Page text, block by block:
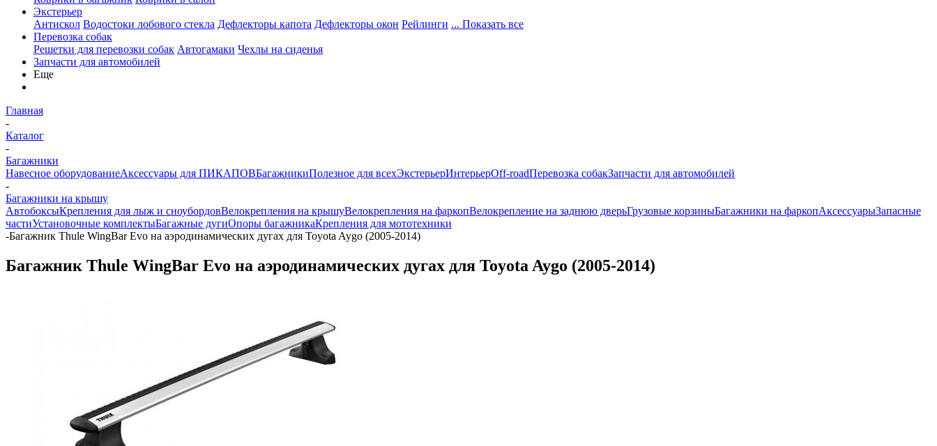
Экстерьер
Антискол Водостоки лобового стекла Дефлекторы капота Дефлекторы окон Рейлинги ... Показать все
Перевозка собак
Решетки для перевозки собак Автогамаки Чехлы на сиденья
Запчасти для автомобилей
Еще
Главная
-
Каталог
-
Багажники
Навесное оборудованиеАксессуары для ПИКАПОВБагажникиПолезное для всехЭкстерьерИнтерьерOff-roadПеревозка собакЗапчасти для автомобилей
-
Багажники на крышу
АвтобоксыКрепления для лыж и сноубордовВелокрепления на крышуВелокрепления на фаркопВелокрепление на заднюю дверьГрузовые корзиныБагажники на фаркопАксессуарыЗапасные
частиУстановочные комплектыБагажные дугиОпоры багажникаКрепления для мототехники
-Багажник Thule WingBar Evo на аэродинамических дугах для Toyota Aygo (2005-2014)
Багажник Thule WingBar Evo на аэродинамических дугах для Toyota Aygo (2005-2014)